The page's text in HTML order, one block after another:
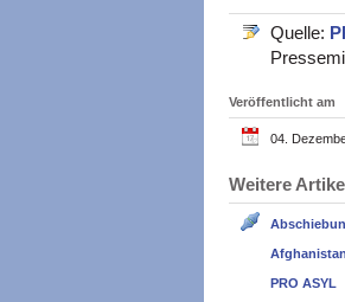
Quelle:
Veröffentlicht am
04.
Weitere
Afghanistan
PRO ASYL